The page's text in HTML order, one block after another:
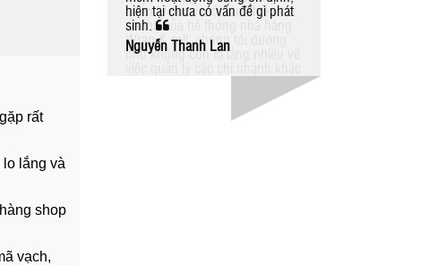
rất
lắng và
shop
vạch,
hiện tại chưa có vấn đề gì phát
sinh.
Nguyễn Thanh Lan